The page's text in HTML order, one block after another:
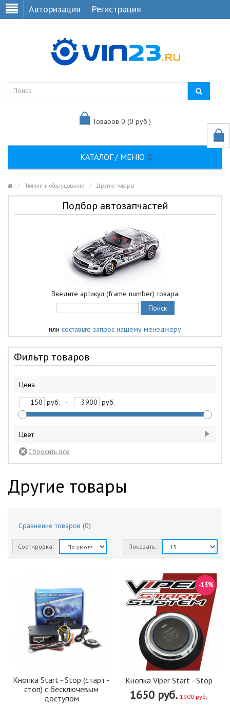
Авторизация Регистрация
Товаров 0 (0 руб.)
КАТАЛОГ / МЕНЮ
Тюнинг и оборудование Другие товары
Подбор автозапчастей
Введите артикул (frame number) товара:
или составьте запрос нашему менеджеру
Фильтр товаров
Цена
руб.
– руб.
Цвет
белый
желтый
1
серебристый
хамелеон
черный
4
черный (матовый)
1
Другие товары
Сравнение товаров (0)
Сортировка: Показать:
Кнопка Start - Stop (старт -
стоп) с бесключевым
доступом
Кнопка Viper Start - Stop
1650 руб. 1900 руб.
-13%